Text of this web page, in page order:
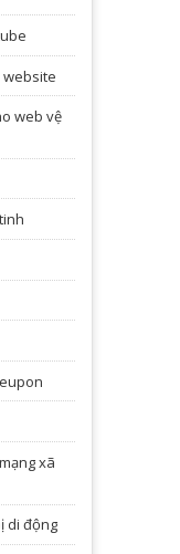
website
web vệ
xã
di động